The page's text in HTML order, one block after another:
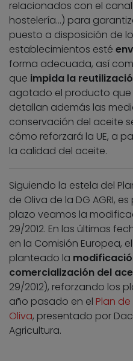
relacionados con el canal
hostelería…) para
puesto a disposición de
establecimientos esté
forma adecuada, así
que impida la
agotado el producto que
detallan además las
conservación del aceite
cómo reforzará la UE, a
la calidad del aceite.
Siguiendo la estela del
de Oliva de la DG AGRI,
plazo veamos la
29/2012. En las últimas
en la Comisión Europea,
planteado la
comercialización del
29/2012), reforzando los
año pasado en el Plan
Oliva, presentado por
Agricultura.